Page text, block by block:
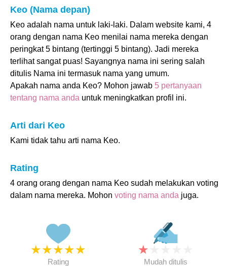
Keo (Nama depan)
Keo adalah nama untuk laki-laki. Dalam website kami, 4
orang dengan nama Keo menilai nama mereka dengan
peringkat 5 bintang (tertinggi 5 bintang). Jadi mereka
terlihat sangat puas! Sayangnya nama ini sering salah
ditulis Nama ini termasuk nama yang umum.
Apakah nama anda Keo? Mohon jawab 5 pertanyaan
tentang nama anda untuk meningkatkan profil ini.
Arti dari Keo
Kami tidak tahu arti nama Keo.
Rating
4 orang orang dengan nama Keo sudah melakukan voting
dalam nama mereka. Mohon voting nama anda juga.
★★★★★
Rating
★
Mudah ditulis